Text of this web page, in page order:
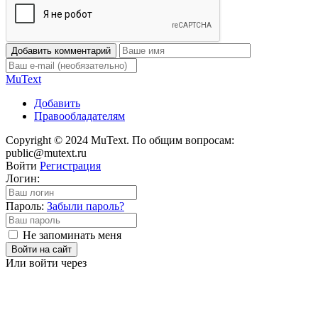
Добавить комментарий
MuText
Добавить
Правообладателям
Copyright © 2024 MuText. По общим вопросам:
public@mutext.ru
Войти Регистрация
Логин:
Пароль: Забыли пароль?
Не запоминать меня
Войти на сайт
Или войти через